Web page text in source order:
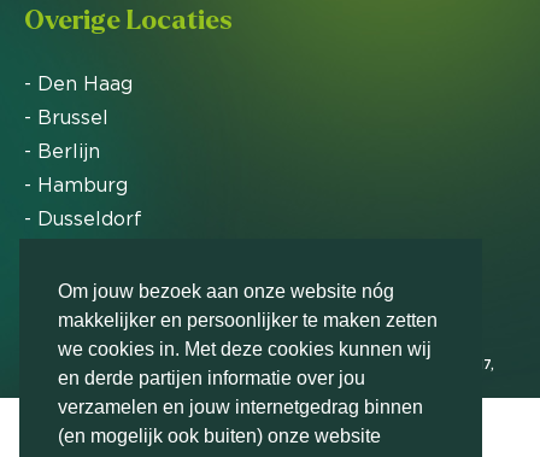
Om jouw bezoek aan onze website nóg
makkelijker en persoonlijker te maken zetten
we cookies in. Met deze cookies kunnen wij
en derde partijen informatie over jou
verzamelen en jouw internetgedrag binnen
(en mogelijk ook buiten) onze website
Overige Locaties
- Den Haag
- Brussel
- Berlijn
- Hamburg
- Dusseldorf
Markteffect is door het Financieele Dagblad
uitgeroepen tot FD Gazelle in 2012, 2015, 2016, 2017,
2018, 2019, 2020, 2021, 2022, 2023, 2024 en 2025